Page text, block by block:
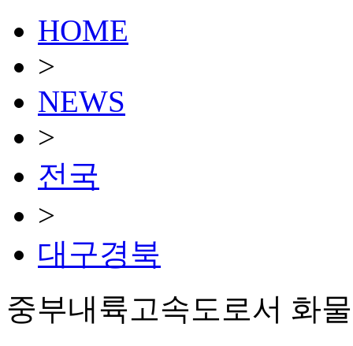
HOME
>
NEWS
>
전국
>
대구경북
중부내륙고속도로서 화